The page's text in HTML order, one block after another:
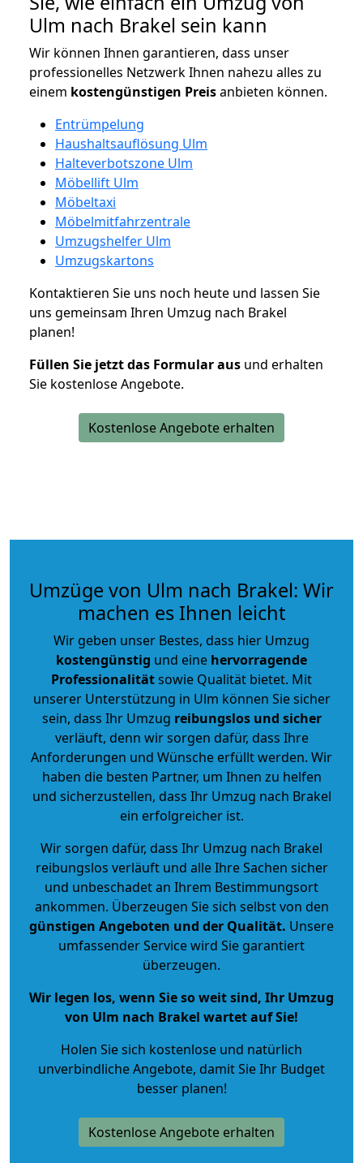
Ulm nach Brakel sein kann
Wir können Ihnen garantieren, dass unser
professionelles Netzwerk Ihnen nahezu alles zu
einem kostengünstigen Preisanbieten können.
Entrümpelung
Haushaltsauflösung Ulm
Halteverbotszone Ulm
Möbellift Ulm
Möbeltaxi
Möbelmitfahrzentrale
Umzugshelfer Ulm
Umzugskartons
Kontaktieren Sie uns noch heute und lassen Sie
uns gemeinsam Ihren Umzug nach Brakel
planen!
Füllen Sie jetzt das Formular aus und erhalten
Sie kostenlose Angebote.
Kostenlose Angebote erhalten
Umzüge von Ulm nach Brakel: Wir
machen es Ihnen leicht
Wir geben unser Bestes, dass hier Umzug
kostengünstig und eine hervorragende
Professionalitätsowie Qualität bietet. Mit
unserer Unterstützung in Ulm können Sie sicher
sein, dass Ihr Umzug reibungslos und sicher
verläuft, denn wir sorgen dafür, dass Ihre
Anforderungen und Wünsche erfüllt werden. Wir
haben die besten Partner, um Ihnen zu helfen
und sicherzustellen, dass Ihr Umzug nach Brakel
ein erfolgreicher ist.
Wir sorgen dafür, dass Ihr Umzug nach Brakel
reibungslos verläuft und alle Ihre Sachen sicher
und unbeschadet an Ihrem Bestimmungsort
ankommen. Überzeugen Sie sich selbst von den
günstigen Angeboten und der Qualität. Unsere
umfassender Service wird Sie garantiert
überzeugen.
Wir legen los, wenn Sie so weit sind, Ihr Umzug
von Ulm nach Brakel wartet auf Sie!
Holen Sie sich kostenlose und natürlich
unverbindliche Angebote, damit Sie Ihr Budget
besser planen!
Kostenlose Angebote erhalten